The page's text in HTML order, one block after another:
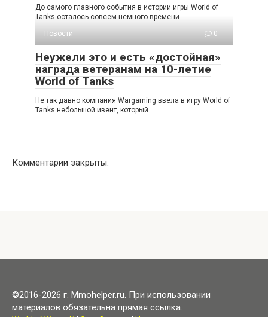
До самого главного события в истории игры World of
Tanks осталось совсем немного времени.
Новости
0
Неужели это и есть «достойная»
награда ветеранам на 10-летие
World of Tanks
Не так давно компания Wargaming ввела в игру World of
Tanks небольшой ивент, который
Комментарии закрыты.
©2016-2026 г. Mmohelper.ru. При использовании
материалов обязательна прямая ссылка.